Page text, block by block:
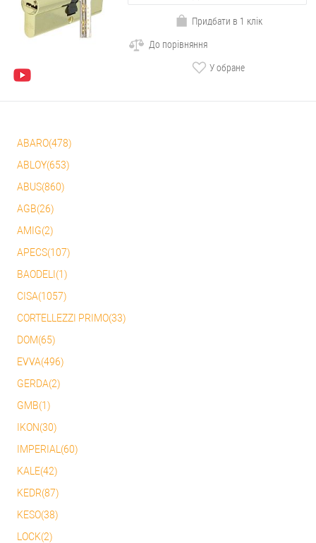
Придбати в 1 клік
До порівняння
У обране
ABARO(478)
ABLOY(653)
ABUS(860)
AGB(26)
AMIG(2)
APECS(107)
BAODELI(1)
CISA(1057)
CORTELLEZZI PRIMO(33)
DOM(65)
EVVA(496)
GERDA(2)
GMB(1)
IKON(30)
IMPERIAL(60)
KALE(42)
KEDR(87)
KESO(38)
LOCK(2)